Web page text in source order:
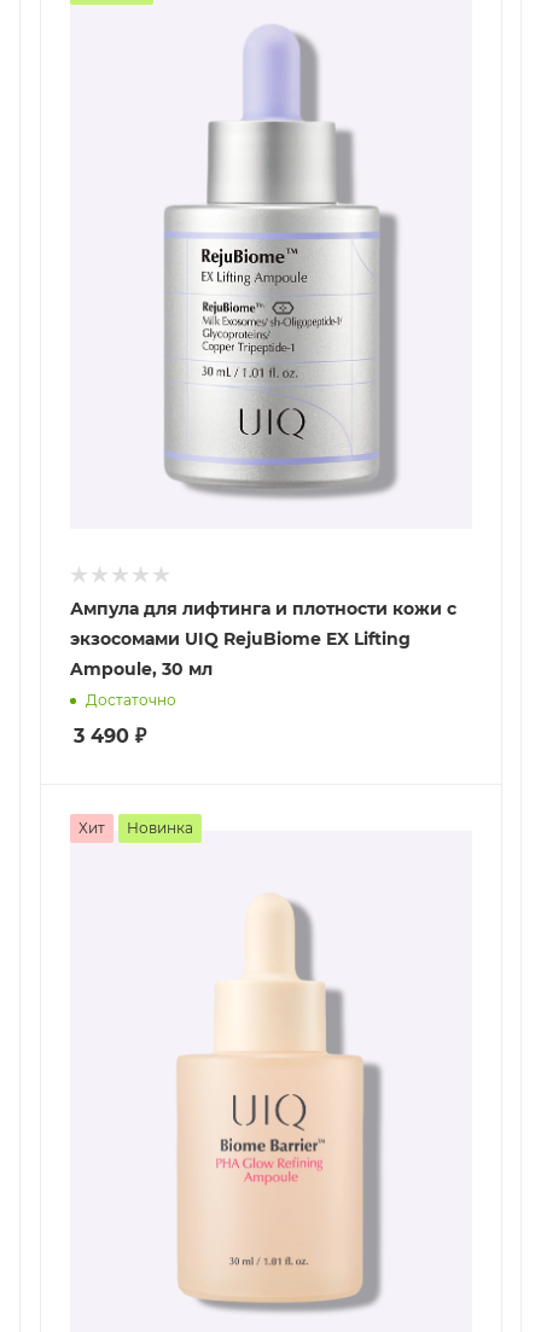
Ампула для лифтинга и плотности кожи с
экзосомами UIQ RejuBiome EX Lifting
Ampoule, 30 мл
Достаточно
3 490 ₽
Хит Новинка